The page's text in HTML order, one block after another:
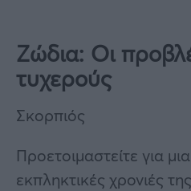
Ζώδια: Οι
τυχερούς
Σκορπιός
Προετοιμαστείτε για
εκπληκτικές χρονιές